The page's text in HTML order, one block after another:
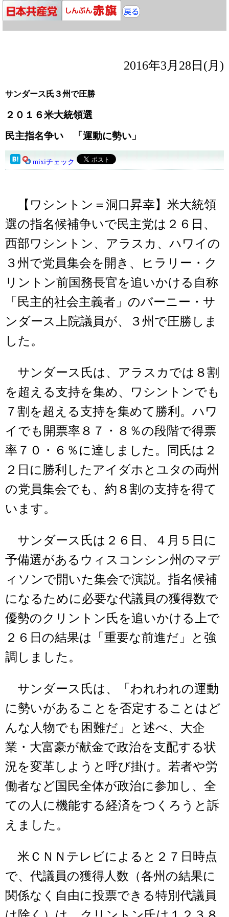
2016年3月28日(月)
サンダース氏３州で圧勝
２０１６米大統領選
民主指名争い 「運動に勢い」
mixiチェック
【ワシントン＝洞口昇幸】米大統領
選の指名候補争いで民主党は２６日、
西部ワシントン、アラスカ、ハワイの
３州で党員集会を開き、ヒラリー・ク
リントン前国務長官を追いかける自称
「民主的社会主義者」のバーニー・サ
ンダース上院議員が、３州で圧勝しま
した。
サンダース氏は、アラスカでは８割
を超える支持を集め、ワシントンでも
７割を超える支持を集めて勝利。ハワ
イでも開票率８７・８％の段階で得票
率７０・６％に達しました。同氏は２
２日に勝利したアイダホとユタの両州
の党員集会でも、約８割の支持を得て
います。
サンダース氏は２６日、４月５日に
予備選があるウィスコンシン州のマデ
ィソンで開いた集会で演説。指名候補
になるために必要な代議員の獲得数で
優勢のクリントン氏を追いかける上で
２６日の結果は「重要な前進だ」と強
調しました。
サンダース氏は、「われわれの運動
に勢いがあることを否定することはど
んな人物でも困難だ」と述べ、大企
業・大富豪が献金で政治を支配する状
況を変革しようと呼び掛け。若者や労
働者など国民全体が政治に参加し、全
ての人に機能する経済をつくろうと訴
えました。
米ＣＮＮテレビによると２７日時点
で、代議員の獲得人数（各州の結果に
関係なく自由に投票できる特別代議員